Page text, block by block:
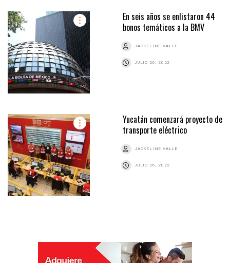
En seis años se enlistaron 44
bonos temáticos a la BMV
JACKELINE VALLE
JULIO 26, 2022
Yucatán comenzará proyecto de
transporte eléctrico
JACKELINE VALLE
JULIO 26, 2022